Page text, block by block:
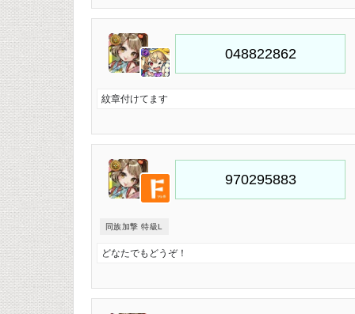
紋章付けてます
同族加撃 特級L
どなたでもどうぞ！